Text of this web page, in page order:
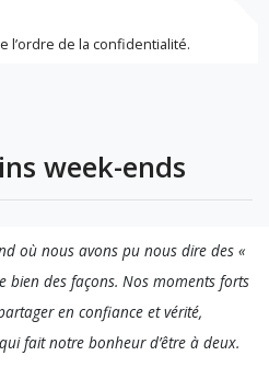
l’ordre de la confidentialité.
week-ends
où nous avons pu nous dire des «
bien des façons. Nos moments forts
en confiance et vérité,
fait notre bonheur d’être à deux.